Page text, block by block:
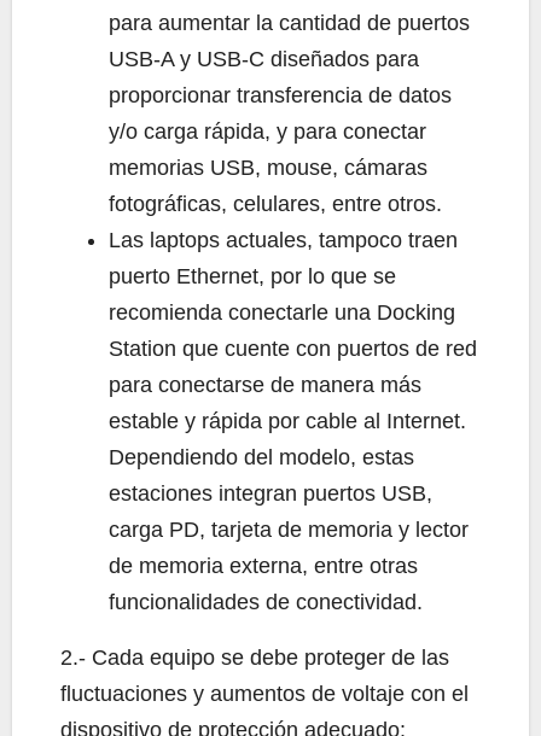
para aumentar la cantidad de puertos
USB-A y USB-C diseñados para
proporcionar transferencia de datos
y/o carga rápida, y para conectar
memorias USB, mouse, cámaras
fotográficas, celulares, entre otros.
Las laptops actuales, tampoco traen
puerto Ethernet, por lo que se
recomienda conectarle una Docking
Station que cuente con puertos de red
para conectarse de manera más
estable y rápida por cable al Internet.
Dependiendo del modelo, estas
estaciones integran puertos USB,
carga PD, tarjeta de memoria y lector
de memoria externa, entre otras
funcionalidades de conectividad.
2.- Cada equipo se debe proteger de las
fluctuaciones y aumentos de voltaje con el
dispositivo de protección adecuado: